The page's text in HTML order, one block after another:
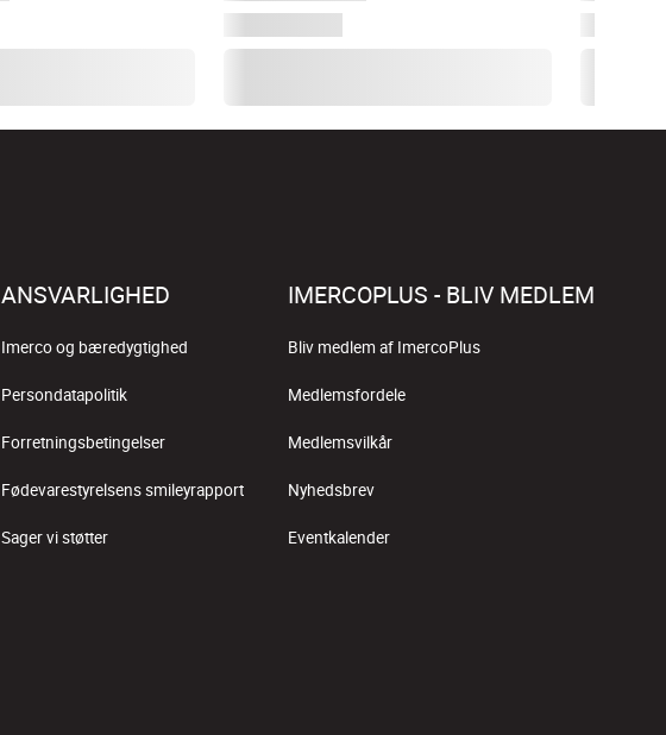
ANSVARLIGHED
Imerco og bæredygtighed
Persondatapolitik
Forretningsbetingelser
Fødevarestyrelsens smileyrapport
Sager vi støtter
IMERCOPLUS - BLIV MEDLEM
Bliv medlem af ImercoPlus
Medlemsfordele
Medlemsvilkår
Nyhedsbrev
Eventkalender